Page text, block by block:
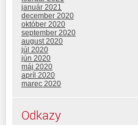
január 2021
december 2020
október 2020
september 2020
august 2020
júl 2020
jún 2020
máj 2020
apríl 2020
marec 2020
Odkazy